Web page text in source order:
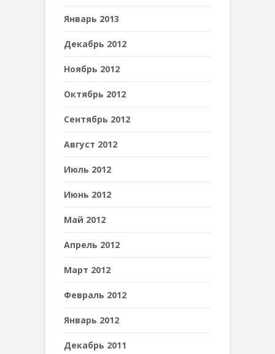
Январь 2013
Декабрь 2012
Ноябрь 2012
Октябрь 2012
Сентябрь 2012
Август 2012
Июль 2012
Июнь 2012
Май 2012
Апрель 2012
Март 2012
Февраль 2012
Январь 2012
Декабрь 2011